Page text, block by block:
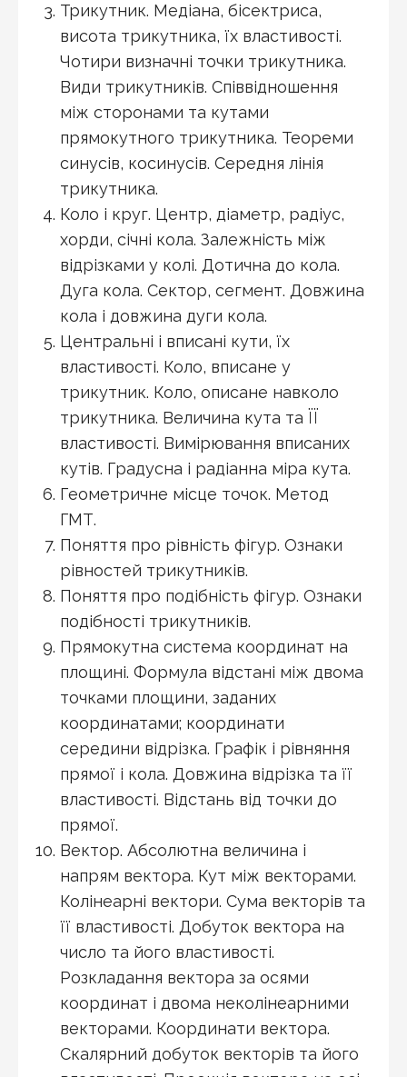
Трикутник. Медіана, бісектриса,
висота трикутника, їх властивості.
Чотири визначні точки трикутника.
Види трикутників. Співвідношення
між сторонами та кутами
прямокутного трикутника. Теореми
синусів, косинусів. Середня лінія
трикутника.
Коло і круг. Центр, діаметр, радіус,
хорди, січні кола. Залежність між
відрізками у колі. Дотична до кола.
Дуга кола. Сектор, сегмент. Довжина
кола і довжина дуги кола.
Центральні і вписані кути, їх
властивості. Коло, вписане у
трикутник. Коло, описане навколо
трикутника. Величина кута та ЇЇ
властивості. Вимірювання вписаних
кутів. Градусна і радіанна міра кута.
Геометричне місце точок. Метод
ГМТ.
Поняття про рівність фігур. Ознаки
рівностей трикутників.
Поняття про подібність фігур. Ознаки
подібності трикутників.
Прямокутна система координат на
площині. Формула відстані між двома
точками площини, заданих
координатами; координати
середини відрізка. Графік і рівняння
прямої і кола. Довжина відрізка та її
властивості. Відстань від точки до
прямої.
Вектор. Абсолютна величина і
напрям вектора. Кут між векторами.
Колінеарні вектори. Сума векторів та
її властивості. Добуток вектора на
число та його властивості.
Розкладання вектора за осями
координат і двома неколінеарними
векторами. Координати вектора.
Скалярний добуток векторів та його